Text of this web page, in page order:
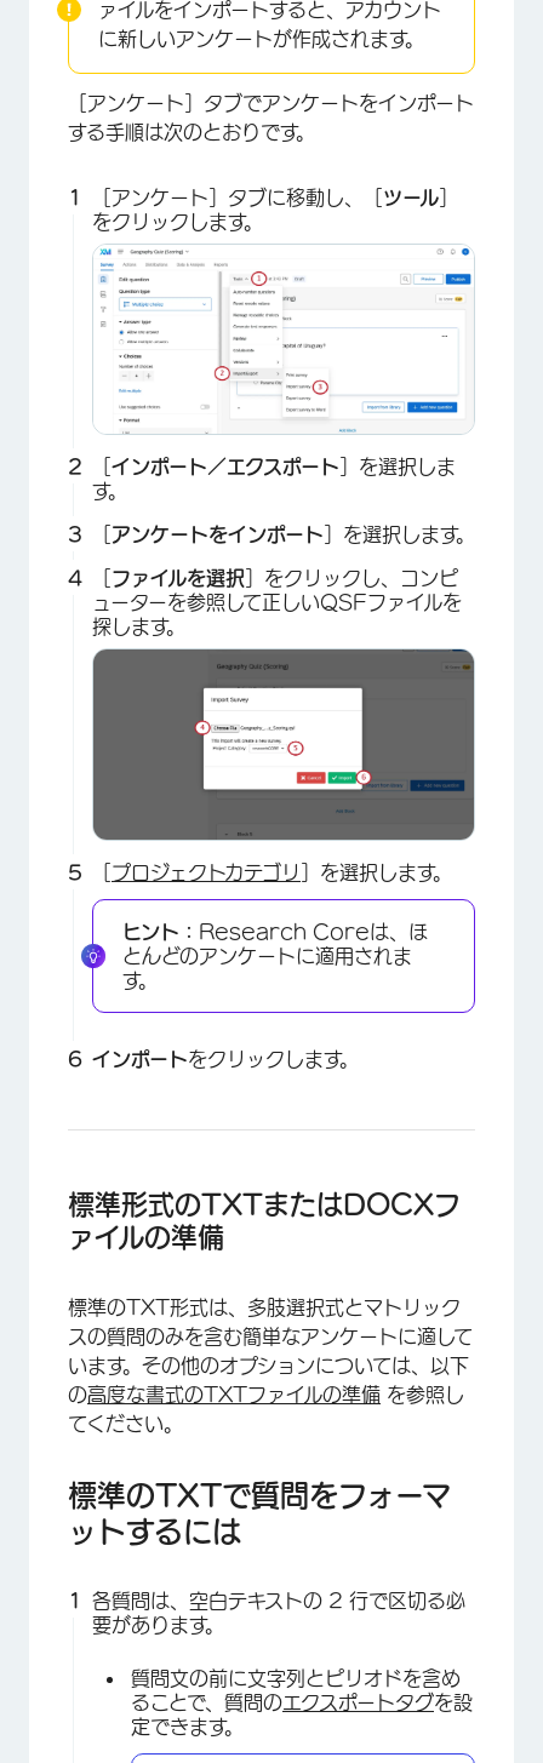
ァイルをインポートすると、アカウント
に新しいアンケートが作成されます。
［アンケート］タブでアンケートをインポート
する手順は次のとおりです。
［アンケート］タブに移動し、［ ツール
をクリックします。
×
インポート／エクスポート ］を選択しま
す。
アンケートをインポート ］を選択します。
ファイルを選択 ］をクリックし、コンピ
ューターを参照して正しいQSFファイルを
探します。
プロジェクトカテゴリ ］を選択します。
ヒント： Research Coreは、ほ
とんどのアンケートに適用されま
す。
インポートをクリックします。
標準形式のTXTまたはDOCXフ
ァイルの準備
標準のTXT形式は、多肢選択式とマトリック
スの質問のみを含む簡単なアンケートに適して
います。その他のオプションについては、以下
の高度な書式のTXTファイルの準備 を参照し
てください。
標準のTXTで質問をフォーマ
ットするには
各質問は、空白テキストの 2 行で区切る必
要があります。
質問文の前に文字列とピリオドを含め
ることで、質問のエクスポートタグを設
定できます。